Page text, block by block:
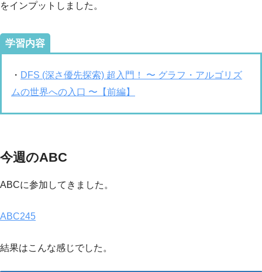
をインプットしました。
学習内容
・ DFS (深さ優先探索) 超入門！ 〜 グラフ・アルゴリズ
ムの世界への入口 〜【前編】
今週のABC
ABCに参加してきました。
ABC245
結果はこんな感じでした。